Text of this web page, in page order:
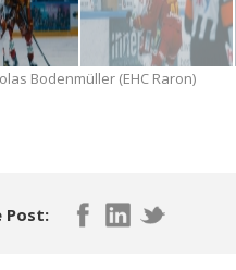
Bodenmüller (EHC Raron)
Post: